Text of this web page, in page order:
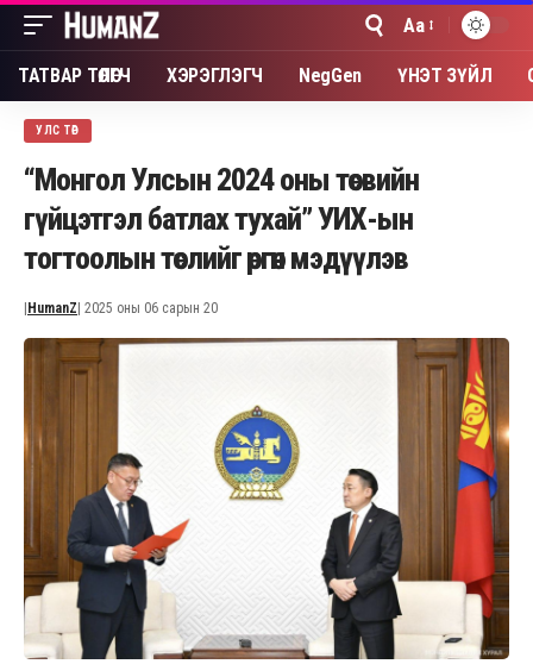
Font
Resizer
Aa
ТАТВАР ТӨЛӨГЧ ХЭРЭГЛЭГЧ NegGen ҮНЭТ ЗҮЙЛ
УЛС ТӨР
“Монгол Улсын 2024 оны төсвийн
гүйцэтгэл батлах тухай” УИХ-ын
тогтоолын төслийг өргөн мэдүүлэв
HumanZ | 2025 оны 06 сарын 20